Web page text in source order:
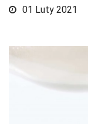
01 Luty 2021